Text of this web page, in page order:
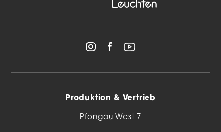
Produktion & Vertrieb
Pfongau West 7